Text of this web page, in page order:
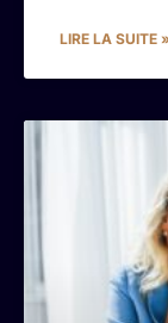
LIRE LA SUITE